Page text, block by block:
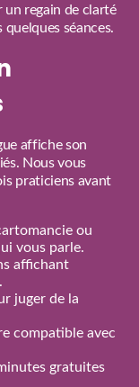
regain de clarté
séances.
affiche son
Nous vous
praticiens avant
ou
vous parle.
affichant
juger de la
compatible avec
gratuites